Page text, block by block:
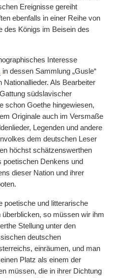
Ereignisse gereiht
ebenfalls in einer Reihe von
des Königs im Beisein des
Interesse
in dessen Sammlung „Gusle“
Nationallieder. Als Bearbeiter
südslavischer
schon Goethe hingewiesen,
Originale auch im Versmaße
Legenden und andere
dem deutschen Leser
höchst schätzenswerthen
poetischen Denkens und
dieser Nation und ihrer
poetische und litterarische
so müssen wir ihm
Stellung unter den
deutschen
einräumen, und man
Platz als einem der
müssen, die in ihrer Dichtung